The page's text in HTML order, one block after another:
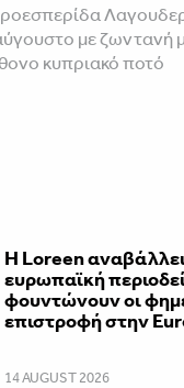
με ζωντανή
κυπριακό ποτό
Η Loreen
ευρωπαϊκή
φουντώνουν οι
επιστροφή στην
14 AUGUST 2026